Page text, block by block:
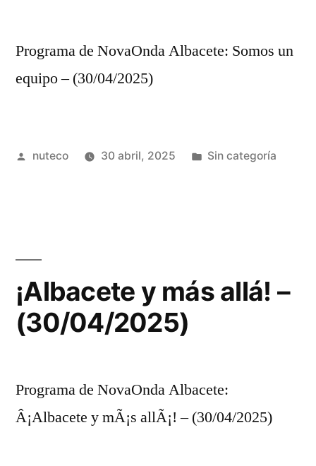
Programa de NovaOnda Albacete: Somos un
equipo – (30/04/2025)
Publicada
nuteco 30 abril, 2025
Publicada
Sin categoría
¡Albacete y más allá! –
(30/04/2025)
Programa de NovaOnda Albacete:
Â¡Albacete y mÃ¡s allÃ¡! – (30/04/2025)